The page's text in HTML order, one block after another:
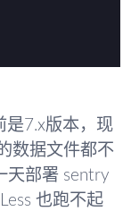
是7.x版本，现
数据文件都不
天部署 sentry
也跑不起